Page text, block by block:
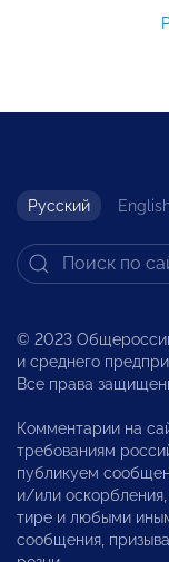
Русский English
© 2023
и среднего
Все права
Комментарии на
требованиям
публикуем
и/или
тире и любыми
сообщения,